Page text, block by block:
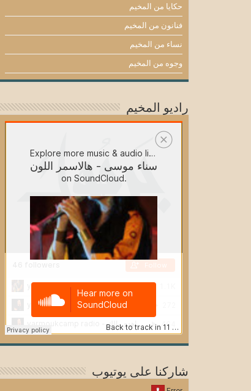
حكايا من المخيم
فنانون من المخيم
نساء من المخيم
وجوه من المخيم
راديو المخيم
شاركنا على يوتيوب